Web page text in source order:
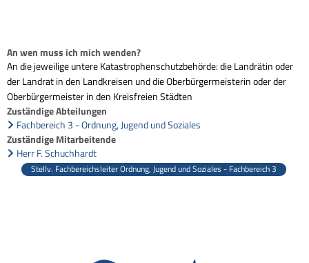
An wen muss ich mich wenden?
An die jeweilige untere Katastrophenschutzbehörde: die Landrätin oder
der Landrat in den Landkreisen und die Oberbürgermeisterin oder der
Oberbürgermeister in den Kreisfreien Städten
Zuständige Abteilungen
Fachbereich 3 - Ordnung, Jugend und Soziales
Zuständige Mitarbeitende
Herr F. Schuchhardt
Stellv. Fachbereichsleiter Ordnung, Jugend und Soziales - Fachbereich 3